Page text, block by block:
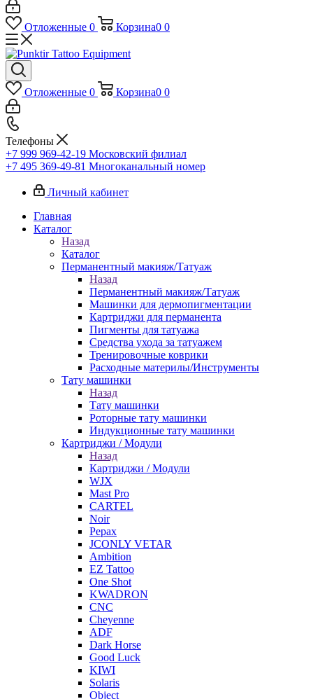
Отложенные 0 Корзина0 0
Отложенные 0 Корзина0 0
Телефоны
+7 999 969-42-19 Московский филиал
+7 495 369-49-81 Многоканальный номер
Личный кабинет
Главная
Каталог
Назад
Каталог
Перманентный макияж/Татуаж
Назад
Перманентный макияж/Татуаж
Машинки для дермопигментации
Картриджи для перманента
Пигменты для татуажа
Средства ухода за татуажем
Тренировочные коврики
Расходные материлы/Инструменты
Тату машинки
Назад
Тату машинки
Роторные тату машинки
Индукционные тату машинки
Картриджи / Модули
Назад
Картриджи / Модули
WJX
Mast Pro
CARTEL
Noir
Pepax
JCONLY VETAR
Ambition
EZ Tattoo
One Shot
KWADRON
CNC
Cheyenne
ADF
Dark Horse
Good Luck
KIWI
Solaris
Object